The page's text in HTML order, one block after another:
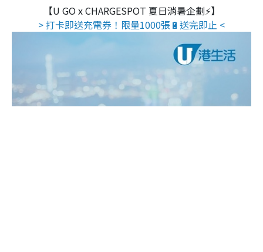
【U GO x CHARGESPOT 夏日消暑企劃⚡】
> 打卡即送充電券！限量1000張🔋送完即止 <